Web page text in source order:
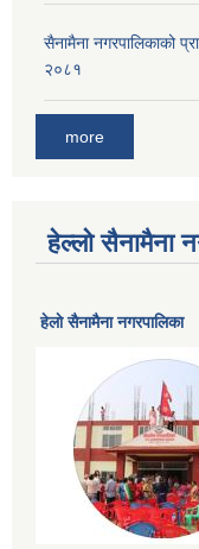
सैनामैना नगरपालिकाको
२०८१
more
हेल्लो सैनामैना
हेलाे सैनामैना नगरपालिका